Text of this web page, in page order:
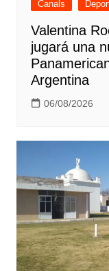
Canals
Valentina
jugará una
Argentina
06/08/2026